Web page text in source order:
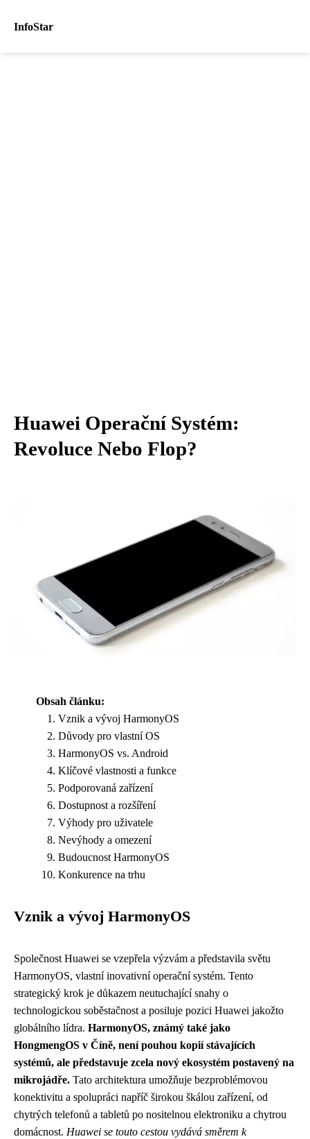
InfoStar
Huawei Operační Systém:
Revoluce Nebo Flop?
Obsah článku:
Vznik a vývoj HarmonyOS
Důvody pro vlastní OS
HarmonyOS vs. Android
Klíčové vlastnosti a funkce
Podporovaná zařízení
Dostupnost a rozšíření
Výhody pro uživatele
Nevýhody a omezení
Budoucnost HarmonyOS
Konkurence na trhu
Vznik a vývoj HarmonyOS
Společnost Huawei se vzepřela výzvám a představila světu
HarmonyOS, vlastní inovativní operační systém. Tento
strategický krok je důkazem neutuchající snahy o
technologickou soběstačnost a posiluje pozici Huawei jakožto
globálního lídra. HarmonyOS, známý také jako
HongmengOS v Číně, není pouhou kopií stávajících
systémů, ale představuje zcela nový ekosystém postavený na
mikrojádře. Tato architektura umožňuje bezproblémovou
konektivitu a spolupráci napříč širokou škálou zařízení, od
chytrých telefonů a tabletů po nositelnou elektroniku a chytrou
domácnost. Huawei se touto cestou vydává směrem k